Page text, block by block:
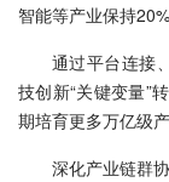
智能等产业保持
通过平台连接
技创新“关键变量”
期培育更多万亿级
深化产业链群